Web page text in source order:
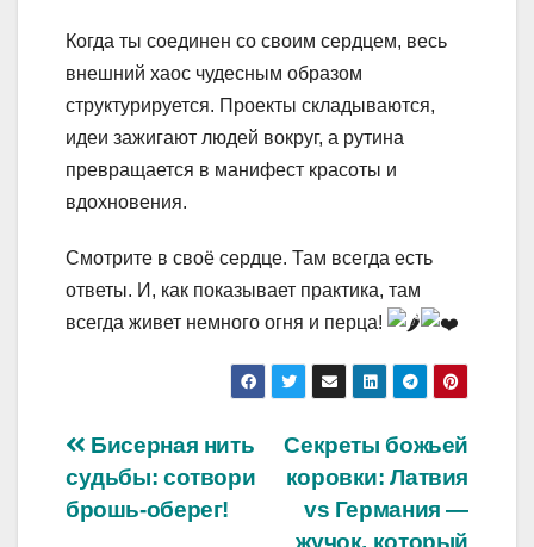
Когда ты соединен со своим сердцем, весь
внешний хаос чудесным образом
структурируется. Проекты складываются,
идеи зажигают людей вокруг, а рутина
превращается в манифест красоты и
вдохновения.
Смотрите в своё сердце. Там всегда есть
ответы. И, как показывает практика, там
всегда живет немного огня и перца!
Навигация
по
Секреты божьей
коровки: Латвия
vs Германия —
Бисерная нить
судьбы: сотвори
брошь-оберег!